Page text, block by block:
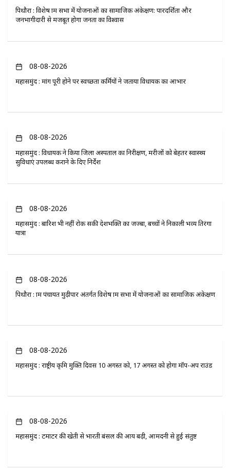
पिथौरा : विशेष ग्राम सभा में योजनाओं का सामाजिक अंकेक्षण: पारदर्शिता और
जनभागीदारी से मजबूत होगा जनता का विश्वास
08-08-2026
महासमुंद : मांग पूरी होने पर स्वच्छता कर्मियों ने जताया विधायक का आभार
08-08-2026
महासमुंद : विधायक ने किया जिला अस्पताल का निरीक्षण, मरीजों को बेहतर स्वास्थ्य
सुविधाएं उपलब्ध कराने के दिए निर्देश
08-08-2026
महासमुंद : बारिश भी नहीं रोक सकी देशभक्ति का जज्बा, बच्चों ने निकाली भव्य तिरंगा
यात्रा
08-08-2026
पिथौरा : ग्राम पंचायत मुढ़ीपार अंतर्गत विशेष ग्राम सभा में योजनाओं का सामाजिक अंकेक्षण
08-08-2026
महासमुंद : राष्ट्रीय कृमि मुक्ति दिवस 10 अगस्त को, 17 अगस्त को होगा मॉप-अप राउंड
08-08-2026
महासमुंद : टमाटर की खेती से भारती बंसल की आय बढ़ी, आमदनी से हुई संतुष्ट